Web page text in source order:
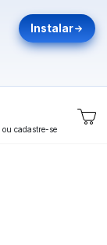
Instalar
ou cadastre-se